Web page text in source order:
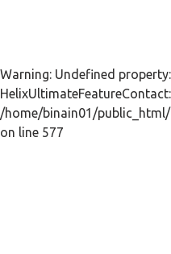
Warning: Undefined property:
/home/binain01/
on line 577